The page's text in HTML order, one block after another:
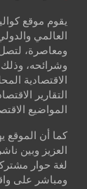
يقوم موقع
العالمي
ومعاصرة،
وشرائحه،
الاقتصادية
التقارير
المواضيع
كما أن الموقع
العزيز وبين
لغة حوار
ومباشر على